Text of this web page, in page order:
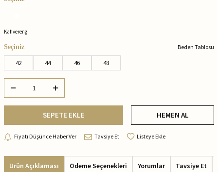
Kahverengi
Seçiniz Beden Tablosu
42 44 46 48
SEPETE EKLE HEMEN AL
Fiyatı Düşünce Haber Ver Tavsiye Et Listeye Ekle
Ürün Açıklaması Ödeme Seçenekleri Yorumlar Tavsiye Et